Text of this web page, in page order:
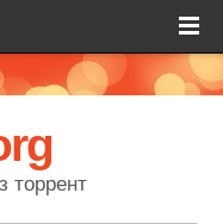
торрент